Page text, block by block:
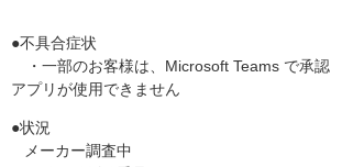
●不具合症状
・一部のお客様は、Microsoft Teams で承認
アプリが使用できません
●状況
メーカー調査中